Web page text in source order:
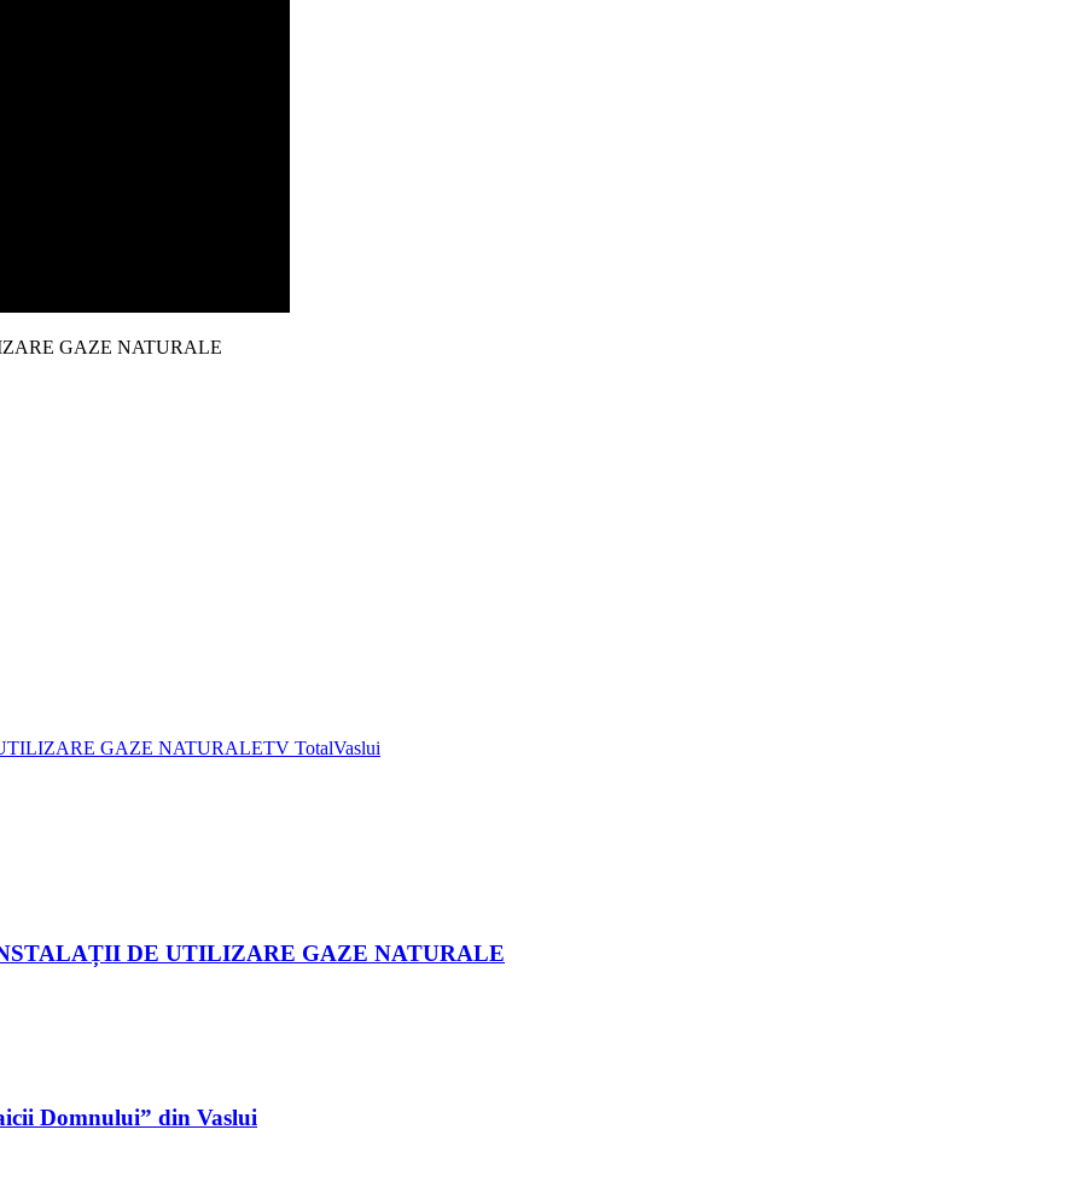
GAZE NATURALE
GAZE NATURALETV TotalVaslui
DE UTILIZARE GAZE NATURALE
Domnului” din Vaslui